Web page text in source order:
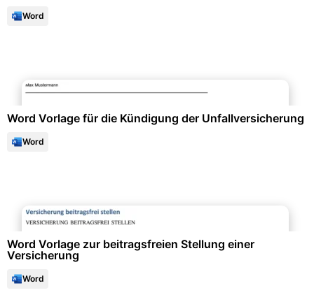
Word
Word Vorlage für die Kündigung der Unfallversicherung
Word
Word Vorlage zur beitragsfreien Stellung einer
Versicherung
Word